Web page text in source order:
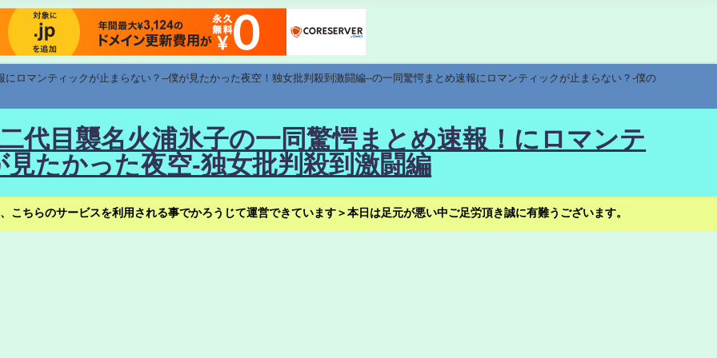
ロマンティックが止まらない？--僕が見たかった夜空！独女批判殺到激闘編--の一同驚愕まとめ速報にロマンティックが止まらない？-僕の
代目襲名火浦氷子の一同驚愕まとめ速報！にロマンテ
たかった夜空-独女批判殺到激闘編
こちらのサービスを利用される事でかろうじて運営できています＞本日は足元が悪い中ご足労頂き誠に有難うございます。